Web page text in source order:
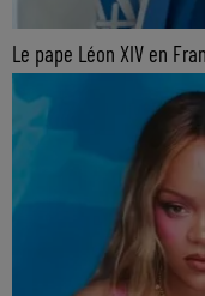
Le pape Léon XIV en